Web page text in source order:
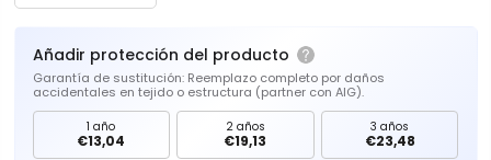
Añadir protección del producto
Garantía de sustitución: Reemplazo completo por daños
accidentales en tejido o estructura (partner con AIG).
1 año
€13,04
2 años
€19,13
3 años
€23,48